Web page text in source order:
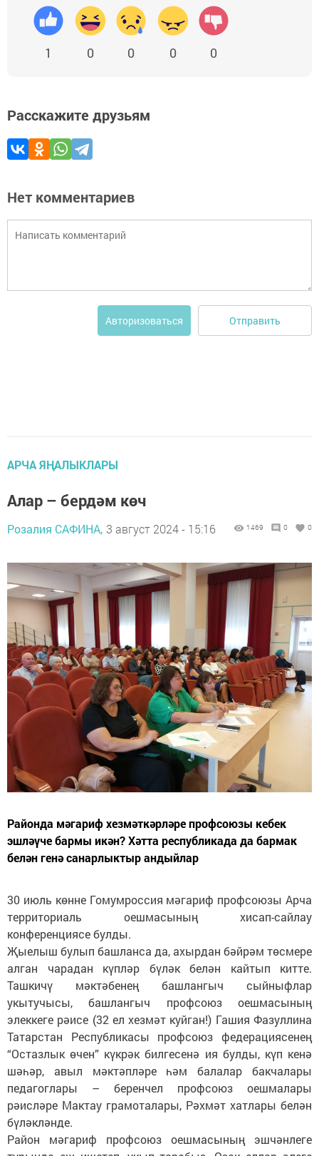
1 0 0 0 0
Расскажите друзьям
Нет комментариев
Авторизоваться Отправить
АРЧА ЯҢАЛЫКЛАРЫ
Алар – бердәм көч
Розалия САФИНА, 3 август 2024 - 15:16 1469 0 0
Районда мәгариф хезмәткәрләре профсоюзы кебек
эшләүче бармы икән? Хәтта республикада да бармак
белән генә санарлыктыр андыйлар
30 июль көнне Гомумроссия мәгариф профсоюзы Арча
территориаль оешмасының хисап-сайлау
конференциясе булды.
Җыелыш булып башланса да, ахырдан бәйрәм төсмере
алган чарадан күпләр бүләк белән кайтып китте.
Ташкичү мәктәбенең башлангыч сыйныфлар
укытучысы, башлангыч профсоюз оешмасының
элеккеге рәисе (32 ел хезмәт куйган!) Гашия Фазуллина
Татарстан Республикасы профсоюз федерациясенең
“Остазлык өчен” күкрәк билгесенә ия булды, күп кенә
шәһәр, авыл мәктәпләре һәм балалар бакчалары
педагоглары – беренчел профсоюз оешмалары
рәисләре Мактау грамоталары, Рәхмәт хатлары белән
бүләкләнде.
Район мәгариф профсоюз оешмасының эшчәнлеге